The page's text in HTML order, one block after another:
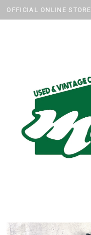
OFFICIAL ONLINE STORE